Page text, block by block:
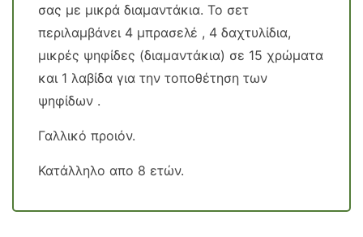
σας με μικρά διαμαντάκια. Το σετ
περιλαμβάνει 4 μπρασελέ , 4 δαχτυλίδια,
μικρές ψηφίδες (διαμαντάκια) σε 15 χρώματα
και 1 λαβίδα για την τοποθέτηση των
ψηφίδων .
Γαλλικό προιόν.
Κατάλληλο απο 8 ετών.